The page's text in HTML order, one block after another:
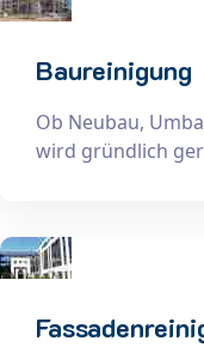
Baureinigung
Ob Neubau,
wird gründlich